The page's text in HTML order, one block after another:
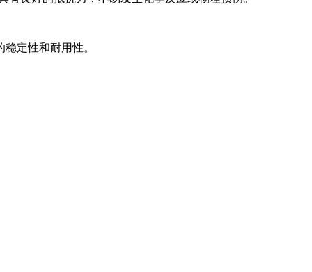
定性和耐用性。